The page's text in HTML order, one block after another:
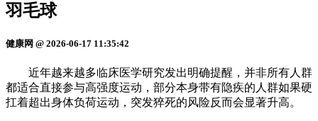
羽毛球
健康网 @ 2026-06-17 11:35:42
近年越来越多临床医学研究发出明确提醒，并非所有人群
都适合直接参与高强度运动，部分本身带有隐疾的人群如果硬
扛着超出身体负荷运动，突发猝死的风险反而会显著升高。